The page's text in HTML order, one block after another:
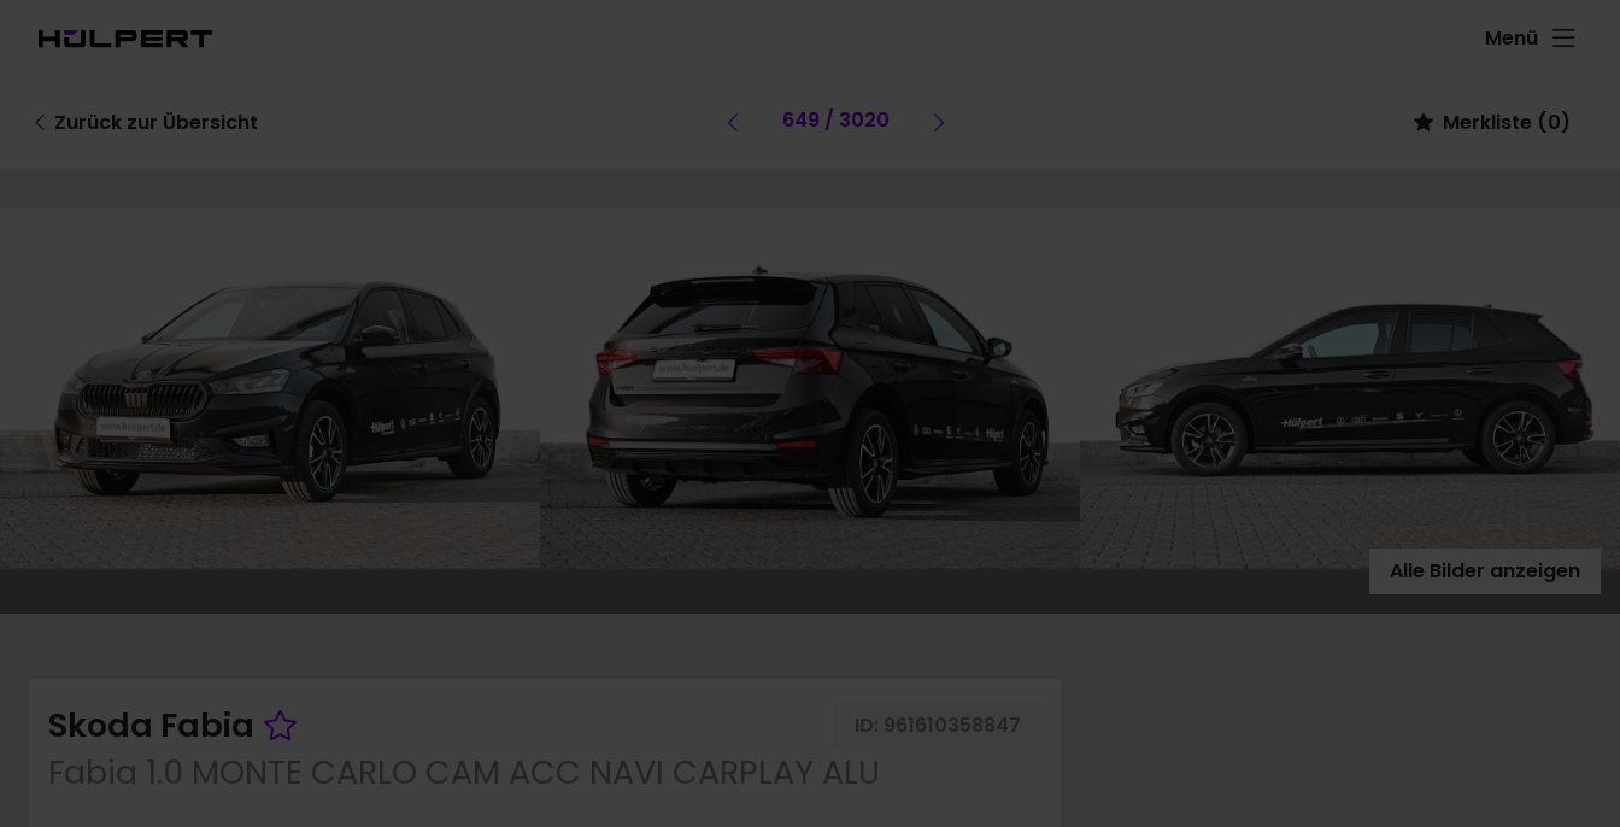
Menü
Zurück zur Übersicht Vorheriges Fahrzeug
649 / 3020 Merkliste (0)
Alle Bilder anzeigen
Skoda Fabia Fahrzeug merken ID: 961610358847
Fabia 1.0 MONTE CARLO CAM ACC NAVI CARPLAY ALU